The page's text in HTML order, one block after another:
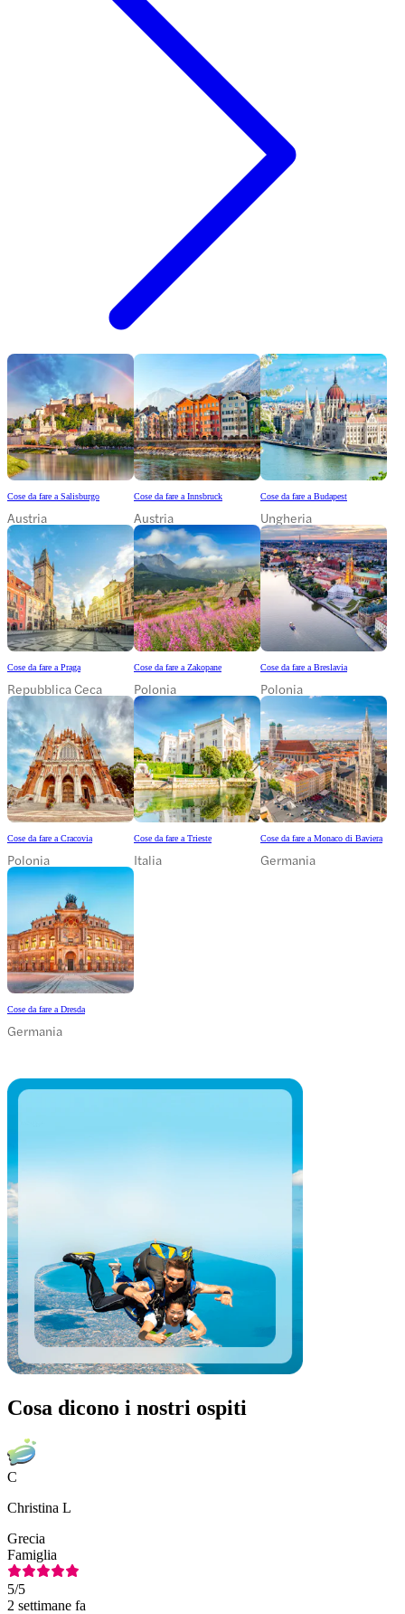
Cose da fare a Salisburgo
Austria
Cose da fare a Innsbruck
Austria
Cose da fare a Budapest
Ungheria
Cose da fare a Praga
Repubblica Ceca
Cose da fare a Zakopane
Polonia
Cose da fare a Breslavia
Polonia
Cose da fare a Cracovia
Polonia
Cose da fare a Trieste
Italia
Cose da fare a Monaco di Baviera
Germania
Cose da fare a Dresda
Germania
Cosa dicono i nostri ospiti
C
Christina L
Grecia
Famiglia
5/5
2 settimane fa